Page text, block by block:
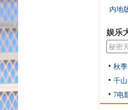
内地
娱乐
秋
千
7电